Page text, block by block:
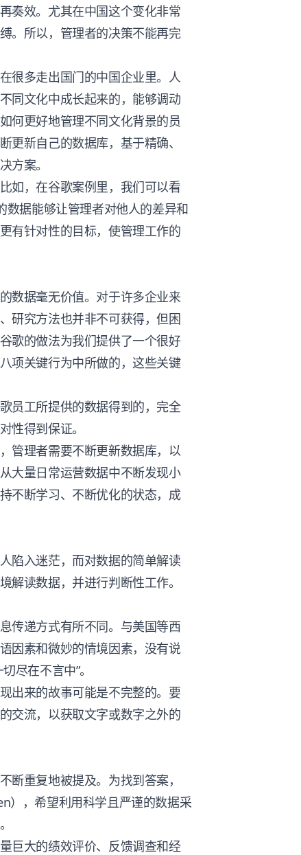
奏效。尤其在中国这个变化非常
。所以，管理者的决策不能再完
很多走出国门的中国企业里。人
同文化中成长起来的，能够调动
何更好地管理不同文化背景的员
更新自己的数据库，基于精确、
方案。
如，在谷歌案例里，我们可以看
数据能够让管理者对他人的差异和
有针对性的目标，使管理工作的
数据毫无价值。对于许多企业来
研究方法也并非不可获得，但困
歌的做法为我们提供了一个很好
项关键行为中所做的，这些关键
员工所提供的数据得到的，完全
性得到保证。
管理者需要不断更新数据库，以
大量日常运营数据中不断发现小
不断学习、不断优化的状态，成
陷入迷茫，而对数据的简单解读
解读数据，并进行判断性工作。
传递方式有所不同。与美国等西
因素和微妙的情境因素，没有说
尽在不言中”。
出来的故事可能是不完整的。要
交流，以获取文字或数字之外的
重复地被提及。为找到答案，
），希望利用科学且严谨的数据采
巨大的绩效评价、反馈调查和经